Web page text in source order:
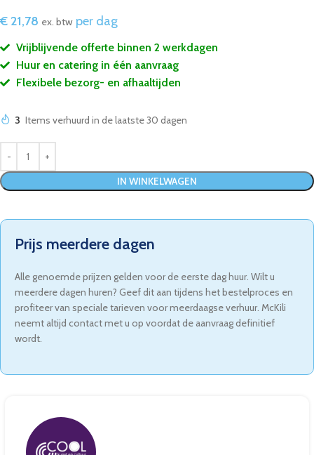
€ 21,78 ex. btw per dag
Vrijblijvende offerte binnen 2 werkdagen
Huur en catering in één aanvraag
Flexibele bezorg- en afhaaltijden
3 Items verhuurd in de laatste 30 dagen
IN WINKELWAGEN
Prijs meerdere dagen
Alle genoemde prijzen gelden voor de eerste dag huur. Wilt u
meerdere dagen huren? Geef dit aan tijdens het bestelproces en
profiteer van speciale tarieven voor meerdaagse verhuur. McKili
neemt altijd contact met u op voordat de aanvraag definitief
wordt.